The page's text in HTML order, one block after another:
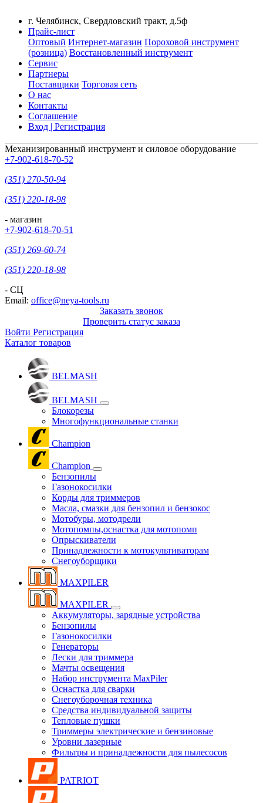
г. Челябинск, Свердловский тракт, д.5ф
Прайс-лист
Оптовый Интернет-магазин Пороховой инструмент
(розница) Восстановленный инструмент
Сервис
Партнеры
Поставщики Торговая сеть
О нас
Контакты
Соглашение
Вход | Регистрация
Механизированный инструмент и силовое оборудование
+7-902-618-70-52
(351) 270-50-94
(351) 220-18-98
- магазин
+7-902-618-70-51
(351) 269-60-74
(351) 220-18-98
- СЦ
Email: office@neya-tools.ru
Заказать звонок
Проверить статус заказа
Войти Регистрация
Каталог товаров
BELMASH
BELMASH
Блокорезы
Многофункциональные станки
Champion
Champion
Бензопилы
Газонокосилки
Корды для триммеров
Масла, смазки для бензопил и бензокос
Мотобуры, мотодрели
Мотопомпы,оснастка для мотопомп
Опрыскиватели
Принадлежности к мотокультиваторам
Снегоуборщики
MAXPILER
MAXPILER
Аккумуляторы, зарядные устройства
Бензопилы
Газонокосилки
Генераторы
Лески для триммера
Мачты освещения
Набор инструмента MaxPiler
Оснастка для сварки
Снегоуборочная техника
Средства индивидуальной защиты
Тепловые пушки
Триммеры электрические и бензиновые
Уровни лазерные
Фильтры и принадлежности для пылесосов
PATRIOT